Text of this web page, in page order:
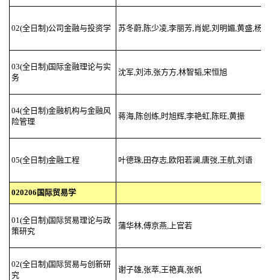
02(全日制)公司金融与投资学 苏冬蔚,陈少凌,李丽芳,肖妮,刘明媚,黄盛,杨
03(全日制)国际金融理论与实
务
沈军,刘沛,张方方,林智韬,宋恒旭
04(全日制)金融机构与金融风
险管理
蒋海,陈创练,时旭辉,李艳虹,陈旺,黄振
05(全日制)金融工程 叶德珠,田存志,欧阳若澜,唐弢,王航,刘语
020206国际贸易学
01(全日制)国际贸易理论与政
策研究
蒲华林,傅京燕,上官若
02(全日制)国际贸易与创新研
究
谢子雄,张萃,王艳真,张帆